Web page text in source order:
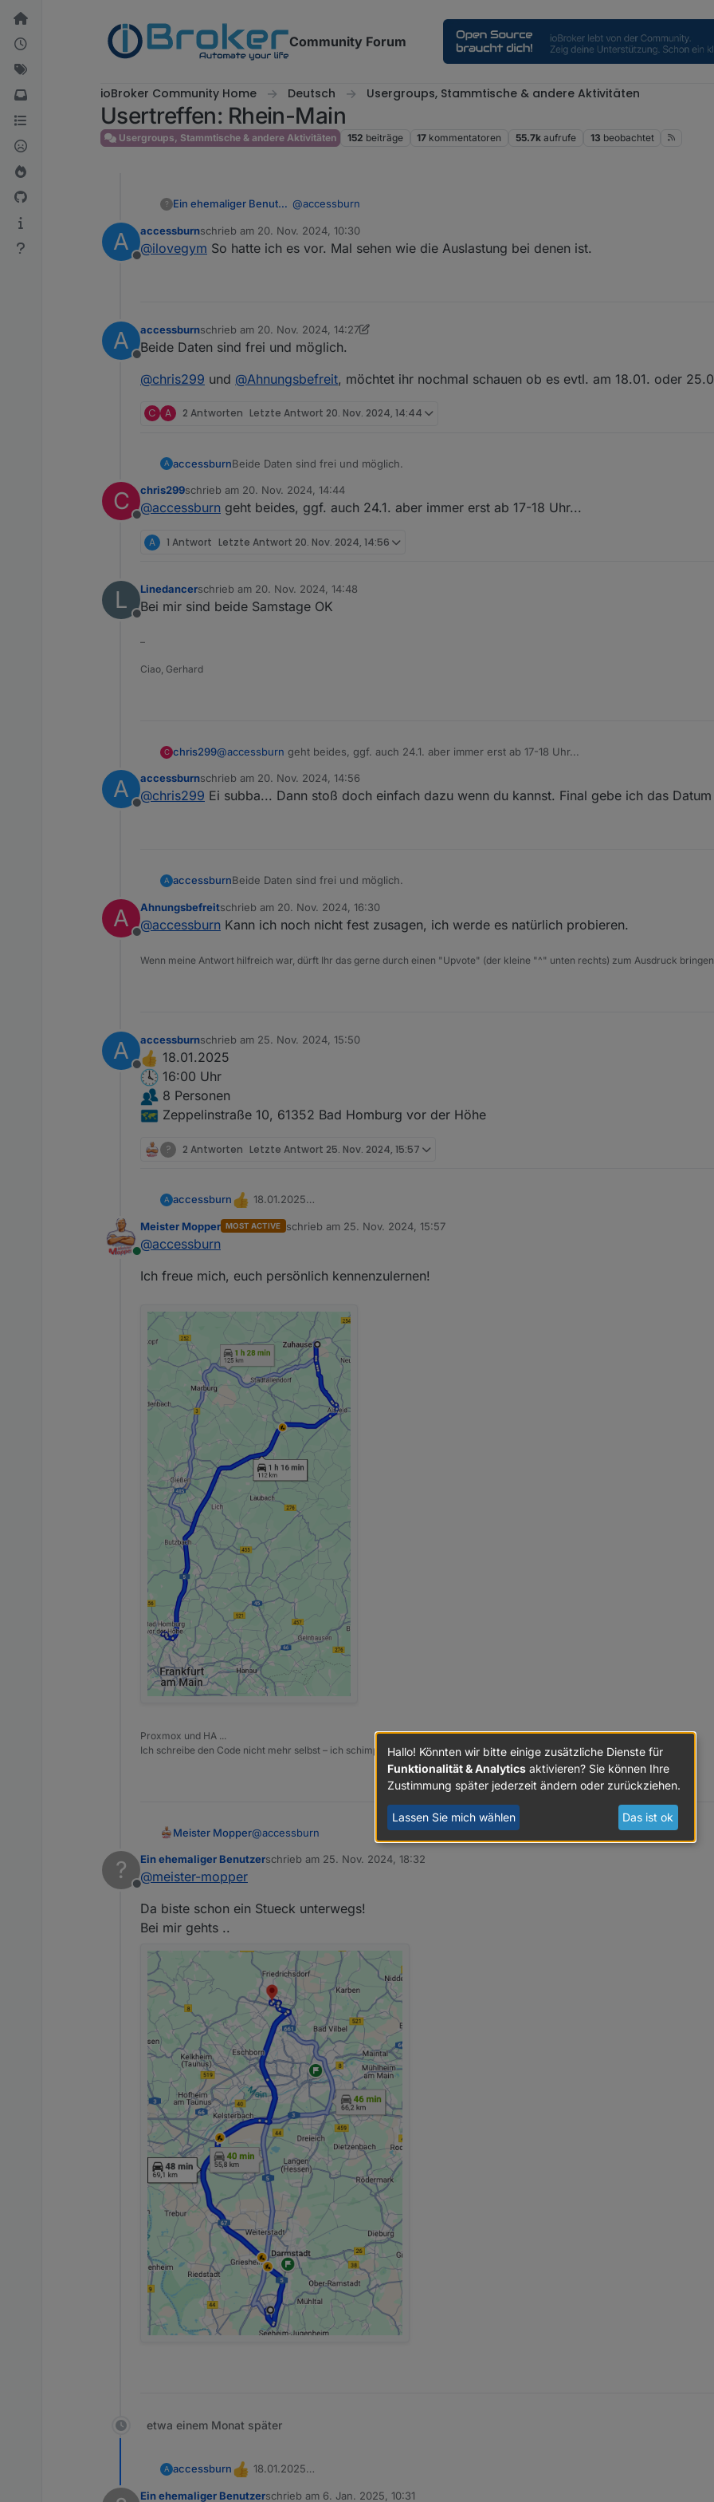
Weiter zum Inhalt
Community Forum
ioBroker Community Home Deutsch Usergroups, Stammtische & andere Aktivitäten
Usertreffen: Rhein-Main
Usergroups, Stammtische & andere Aktivitäten 152 beiträge 17 kommentatoren 55.7k aufrufe 13 beobachtet
? Ein ehemaliger Benutzer @accessburn
vielen Dank schonmal fürs Organisieren!
Buch n Tisch fuer 8 Personen, falls noch einer kommt...
A
Offline
accessburnschrieb am 20. Nov. 2024, 10:30
zuletzt editiert von
@ilovegym So hatte ich es vor. Mal sehen wie die Auslastung bei denen ist.
A
Offline
accessburnschrieb am 20. Nov. 2024, 14:27
zuletzt editiert von accessburn
Beide Daten sind frei und möglich.
@chris299 und @Ahnungsbefreit, möchtet ihr nochmal schauen ob es evtl. am 18.01. oder
C A 2 Antworten Letzte Antwort 20. Nov. 2024, 14:44
A accessburnBeide Daten sind frei und möglich.
@ chris299 und@ Ahnungsbefreit
C
Offline
chris299schrieb am 20. Nov. 2024, 14:44
zuletzt editiert von
@accessburn geht beides, ggf. auch 24.1. aber immer erst ab 17-18 Uhr...
A 1 Antwort Letzte Antwort 20. Nov. 2024, 14:56
L
Offline
Linedancerschrieb am 20. Nov. 2024, 14:48
zuletzt editiert von
Bei mir sind beide Samstage OK
–
Ciao, Gerhard
C chris299@accessburn geht beides, ggf. auch 24.1. aber immer erst ab 17-18 Uhr...
A
Offline
accessburnschrieb am 20. Nov. 2024, 14:56
zuletzt editiert von
@chris299 Ei subba... Dann stoß doch einfach dazu wenn du kannst. Final gebe ich das
A accessburnBeide Daten sind frei und möglich.
@chris299und@ Ahnungsbefreit
A
Offline
Ahnungsbefreitschrieb am 20. Nov. 2024, 16:30
zuletzt editiert von
@accessburn Kann ich noch nicht fest zusagen, ich werde es natürlich probieren.
Wenn meine Antwort hilfreich war, dürft Ihr das gerne durch einen "Upvote" (der kleine "^" unten rechts) zum Ausdruck
A
Offline
accessburnschrieb am 25. Nov. 2024, 15:50
zuletzt editiert von
18.01.2025
16:00 Uhr
8 Personen
Zeppelinstraße 10, 61352 Bad Homburg vor der Höhe
? 2 Antworten Letzte Antwort 25. Nov. 2024, 15:57
A accessburn
18.01.2025
8 Personen
Online
Meister Mopper MOST ACTIVE schrieb am 25. Nov. 2024, 15:57
zuletzt editiert von
@accessburn
Ich freue mich, euch persönlich kennenzulernen!
Proxmox und HA ...
Ich schreibe den Code nicht mehr selbst – ich schimpfe mit der KI, bis er funktioniert.
Meister Mopper@accessburn
Ich freue mich, euch persönlich kennenzulernen!
?
Offline
Ein ehemaliger Benutzerschrieb am 25. Nov. 2024, 18:32
zuletzt editiert von
@meister-mopper
Da biste schon ein Stueck unterwegs!
Bei mir gehts ..
etwa einem Monat später
A accessburn
18.01.2025
Ein ehemaliger Benutzerschrieb am 6. Jan. 2025, 10:31
Hallo! Könnten wir bitte einige zusätzliche Dienste für
Funktionalität & Analytics aktivieren? Sie können Ihre
Zustimmung später jederzeit ändern oder zurückziehen.
Lassen Sie mich wählen Das ist ok